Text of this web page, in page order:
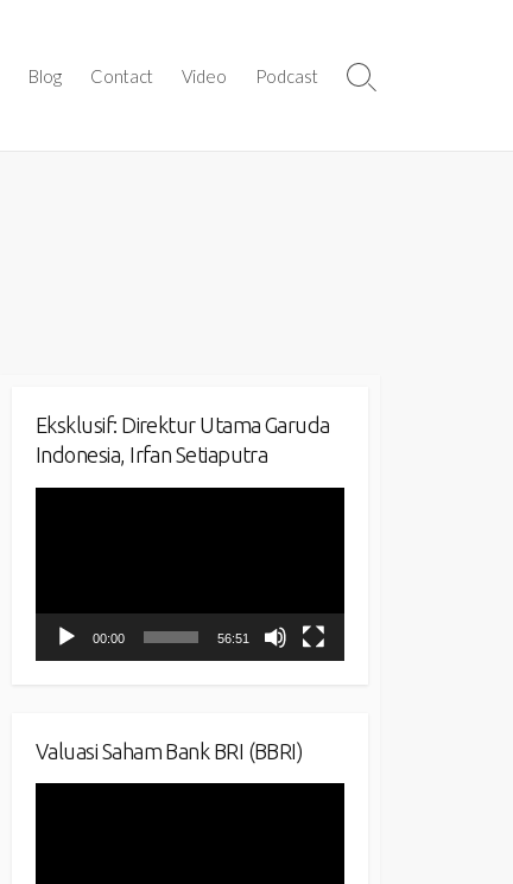
Blog Contact Video Podcast
Search
Eksklusif: Direktur Utama Garuda
Indonesia, Irfan Setiaputra
00:00 56:51
Valuasi Saham Bank BRI (BBRI)